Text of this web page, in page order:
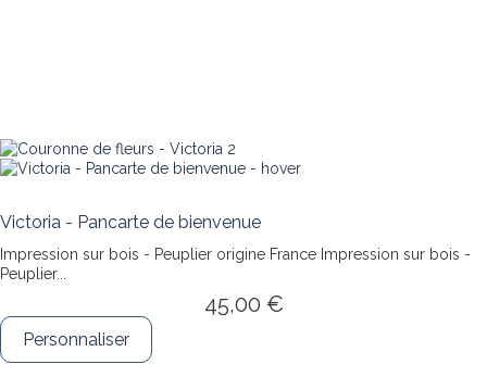
Victoria - Pancarte de bienvenue
Impression sur bois - Peuplier origine France Impression sur bois -
Peuplier...
45,00 €
Personnaliser